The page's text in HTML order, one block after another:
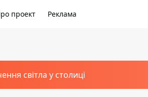
проект Реклама
світла у столиці